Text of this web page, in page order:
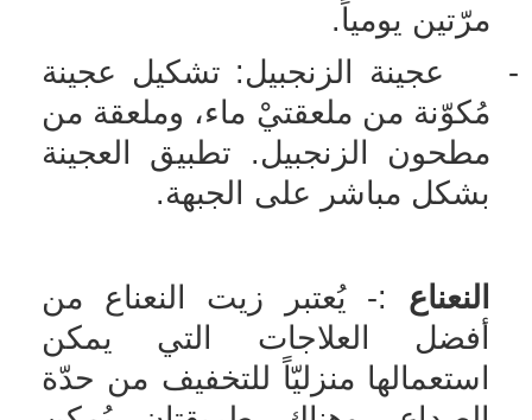
مرّتين يومياً.
-
عجينة الزنجبيل: تشكيل عجينة
مُكوّنة من ملعقتيْ ماء، وملعقة من
مطحون الزنجبيل. تطبيق العجينة
بشكل مباشر على الجبهة.
النعناع :- يُعتبر زيت النعناع من
أفضل العلاجات التي يمكن
استعمالها منزليّاً للتخفيف من حدّة